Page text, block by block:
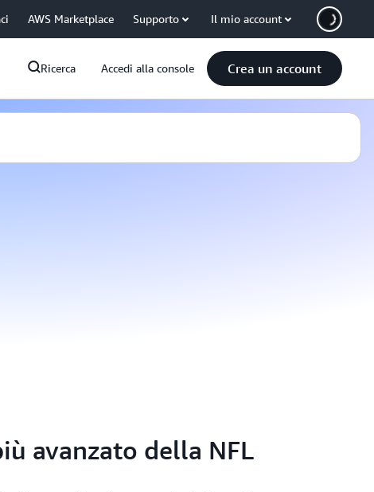
AWS Marketplace Supporto Il mio account
Ricerca Accedi alla console Crea un account
avanzato della NFL